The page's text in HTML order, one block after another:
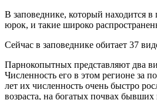
В заповеднике, который находится
юрок, и такие широко
Сейчас в заповеднике обитает 37
Парнокопытных представляют два
Численность его в этом регионе за
лет их численность очень быстро
возраста, на богатых почвах